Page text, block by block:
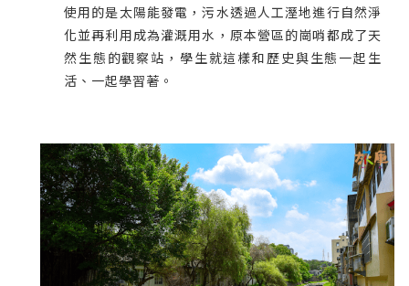
使用的是太陽能發電，污水透過人工溼地進行自然淨
化並再利用成為灌溉用水，原本營區的崗哨都成了天
然生態的觀察站，學生就這樣和歷史與生態一起生
活、一起學習著。